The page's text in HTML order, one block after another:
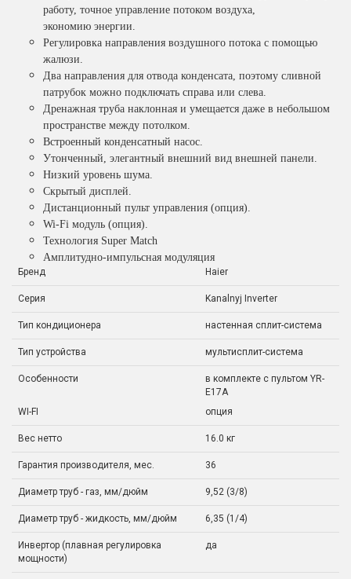
работу, точное управление потоком воздуха,
экономию энергии.
Регулировка направления воздушного потока с помощью
жалюзи.
Два направления для отвода конденсата, поэтому сливной
патрубок можно подключать справа или слева.
Дренажная труба наклонная и умещается даже в небольшом
пространстве между потолком.
Встроенный конденсатный насос.
Утонченный, элегантный внешний вид внешней панели.
Низкий уровень шума.
Скрытый дисплей.
Дистанционный пульт управления (опция).
Wi-Fi модуль (опция).
Технология Super Match
Амплитудно-импульсная модуляция
Бренд Haier
Серия Kanalnyj Inverter
Тип кондиционера настенная сплит-система
Тип устройства мультисплит-система
Особенности
в комплекте с пультом YR-
E17A
WI-FI
опция
Вес нетто 16.0 кг
Гарантия производителя, мес. 36
Диаметр труб - газ, мм/дюйм 9,52 (3/8)
Диаметр труб - жидкость, мм/дюйм 6,35 (1/4)
Инвертор (плавная регулировка
мощности)
да